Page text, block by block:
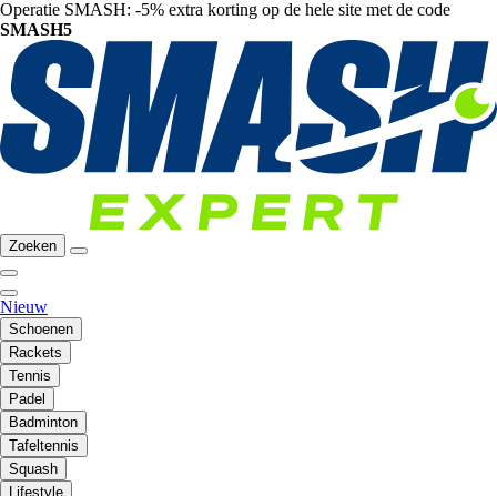
Operatie SMASH: -5% extra korting op de hele site met de code
SMASH5
Zoeken
Nieuw
Schoenen
Rackets
Tennis
Padel
Badminton
Tafeltennis
Squash
Lifestyle